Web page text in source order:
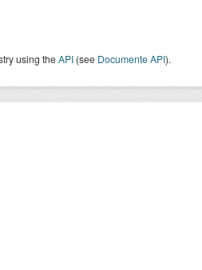
using theAPI (see Documente API).